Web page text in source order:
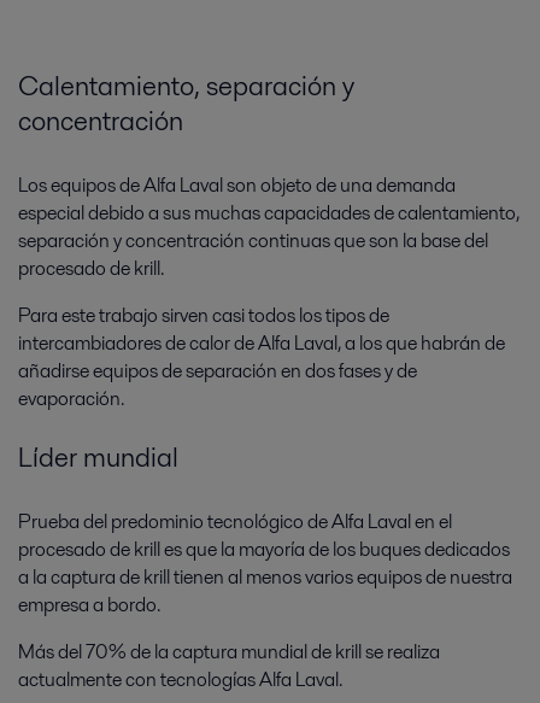
Calentamiento, separación y
concentración
Los equipos de Alfa Laval son objeto de una demanda
especial debido a sus muchas capacidades de calentamiento,
separación y concentración continuas que son la base del
procesado de krill.
Para este trabajo sirven casi todos los tipos de
intercambiadores de calor de Alfa Laval, a los que habrán de
añadirse equipos de separación en dos fases y de
evaporación.
Líder mundial
Prueba del predominio tecnológico de Alfa Laval en el
procesado de krill es que la mayoría de los buques dedicados
a la captura de krill tienen al menos varios equipos de nuestra
empresa a bordo.
Más del 70% de la captura mundial de krill se realiza
actualmente con tecnologías Alfa Laval.